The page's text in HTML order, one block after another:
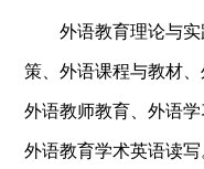
外语教育理论与
策、外语课程与教材
外语教师教育、外语
外语教育学术英语读写